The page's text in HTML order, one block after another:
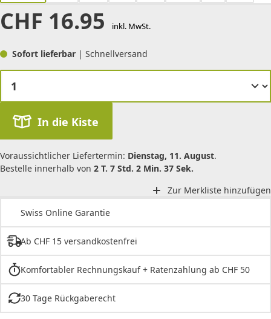
CHF 16.95 inkl. MwSt.
Sofort lieferbar | Schnellversand
In die Kiste
Voraussichtlicher Liefertermin: Dienstag, 11. August.
Bestelle innerhalb von 2 T. 7 Std. 2 Min. 37 Sek.
Zur Merkliste hinzufügen
Swiss Online Garantie
Ab CHF 15 versandkostenfrei
Komfortabler Rechnungskauf + Ratenzahlung ab CHF 50
30 Tage Rückgaberecht